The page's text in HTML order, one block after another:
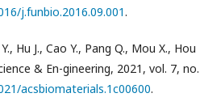
j.funbio.2016.09.001.
Hu J., Cao Y., Pang Q., Mou X., Hou
& En-gineering, 2021, vol. 7,
acsbiomaterials.1c00600.